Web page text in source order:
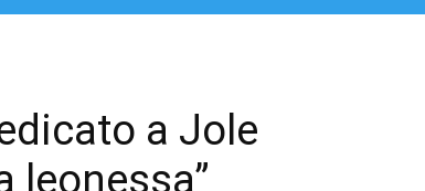
a Jole
leonessa”